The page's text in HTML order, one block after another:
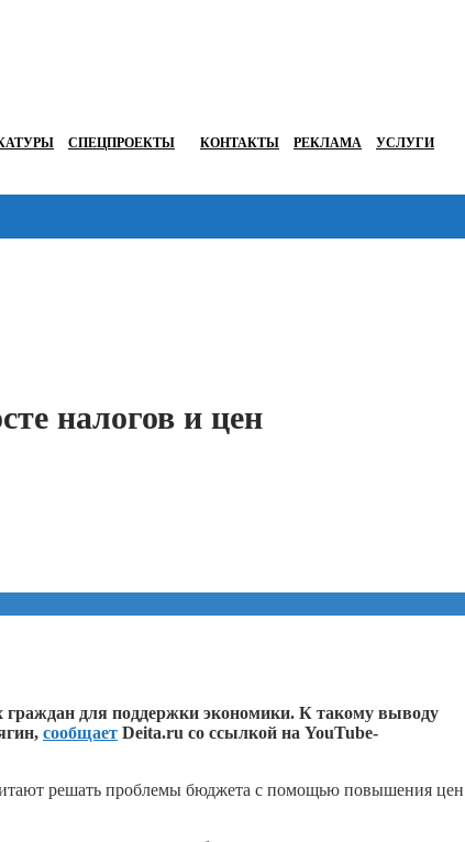
СПЕЦПРОЕКТЫ КОНТАКТЫ РЕКЛАМА УСЛУГИ
налогов и цен
граждан для поддержки экономики. К такому выводу
сообщает Deita.ru со ссылкой на YouTube-
решать проблемы бюджета с помощью повышения